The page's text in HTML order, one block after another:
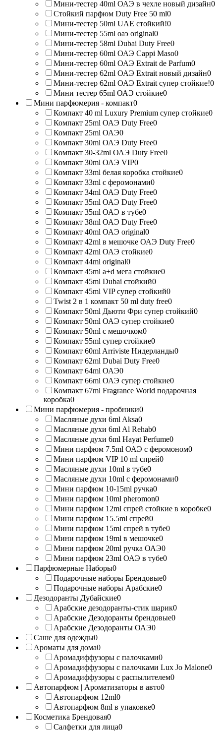
Мини-тестер 40ml ОАЭ в чехле новый дизайн0
Стойкий парфюм Duty Free 50 ml0
Мини-тестер 50ml UAE стойкий!0
Мини-тестер 55ml оаэ original0
Мини-тестер 58ml Dubai Duty Free0
Мини-тестер 60ml ОАЭ Cappi Maso0
Мини-тестер 60ml ОАЭ Extrait de Parfum0
Мини-тестер 62ml ОАЭ Extrait новый дизайн0
Мини-тестер 62ml ОАЭ Extrait супер стойкие!0
Мини тестер 65ml ОАЭ стойкие0
Мини парфюмерия - компакт0
Компакт 40 ml Luxury Premium супер стойкие0
Компакт 25ml ОАЭ Duty Free0
Компакт 25ml ОАЭ0
Компакт 30ml ОАЭ Duty Free0
Компакт 30-32ml ОАЭ Duty Free0
Компакт 30ml ОАЭ VIP0
Компакт 33ml белая коробка стойкие0
Компакт 33ml с феромонами0
Компакт 34ml ОАЭ Duty Free0
Компакт 35ml ОАЭ Duty Free0
Компакт 35ml ОАЭ в тубе0
Компакт 38ml ОАЭ Duty Free0
Компакт 40ml ОАЭ original0
Компакт 42ml в мешочке ОАЭ Duty Free0
Компакт 42ml ОАЭ стойкие0
Компакт 44ml original0
Компакт 45ml a+d мега стойкие0
Компакт 45ml Dubai стойкий0
Компакт 45ml VIP супер стойкий0
Twist 2 в 1 компакт 50 ml duty free0
Компакт 50ml Дьюти Фри супер стойкий0
Компакт 50ml ОАЭ супер стойкие0
Компакт 50ml с мешочком0
Компакт 55ml супер стойкие0
Компакт 60ml Arriviste Нидерланды0
Компакт 62ml Dubai Duty Free0
Компакт 64ml ОАЭ0
Компакт 66ml ОАЭ супер стойкие0
Компакт 67ml Fragrance World подарочная
коробка0
Мини парфюмерия - пробники0
Масляные духи 6ml Aksa0
Масляные духи 6ml Al Rehab0
Масляные духи 6ml Hayat Perfume0
Мини парфюм 7.5ml ОАЭ с феромоном0
Мини парфюм VIP 10 ml спрей0
Масляные духи 10ml в тубе0
Масляные духи 10ml с феромонами0
Мини парфюм 10-15ml ручка0
Мини парфюм 10ml pheromon0
Мини парфюм 12ml спрей стойкие в коробке0
Мини парфюм 15.5ml спрей0
Мини парфюм 15ml спрей в тубе0
Мини парфюм 19ml в мешочке0
Мини парфюм 20ml ручка ОАЭ0
Мини парфюм 23ml ОАЭ в тубе0
Парфюмерные Наборы0
Подарочные наборы Брендовые0
Подарочные наборы Арабские0
Дезодоранты Дубайские0
Арабские дезодоранты-стик шарик0
Арабские Дезодоранты брендовые0
Арабские Дезодоранты ОАЭ0
Саше для одежды0
Ароматы для дома0
Аромадиффузоры с палочками0
Аромадиффузоры с палочками Lux Jo Malone0
Аромадиффузоры с распылителем0
Автопарфюм | Ароматизаторы в авто0
Автопарфюм 12ml0
Автопарфюм 8ml в упаковке0
Косметика Брендовая0
Салфетки для лица0